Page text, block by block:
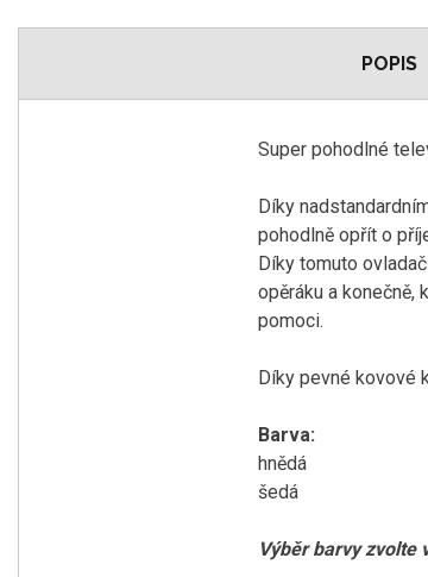
POPIS
Super pohodlné
Díky
pohodlně opřít o
Díky tomuto
opěráku a
pomoci.
Díky pevné kovové
Barva:
hnědá
šedá
Výběr barvy zvolte